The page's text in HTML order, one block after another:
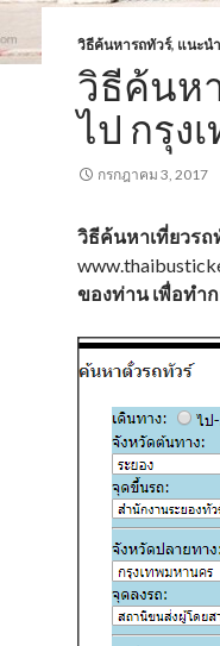
วิธีค้นหารถทัวร์, แนะน
วิธีค้นห
ไป กรุง
กรกฎาคม 3, 2017
วิธีค้นหาเที่ยวรถ
ของท่าน เพื่อทำ